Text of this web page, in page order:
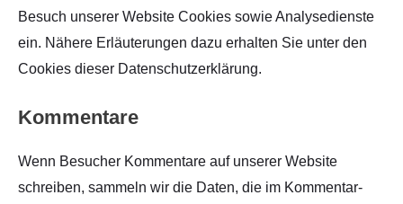
Besuch unserer Website Cookies sowie Analysedienste
ein. Nähere Erläuterungen dazu erhalten Sie unter den
Cookies dieser Datenschutzerklärung.
Kommentare
Wenn Besucher Kommentare auf unserer Website
schreiben, sammeln wir die Daten, die im Kommentar-